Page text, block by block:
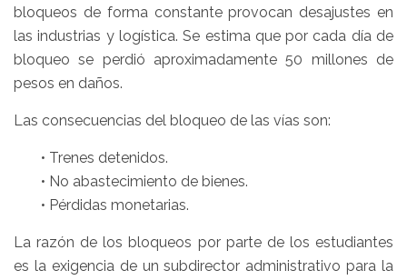
bloqueos de forma constante provocan desajustes en
las industrias y logística. Se estima que por cada día de
bloqueo se perdió aproximadamente 50 millones de
pesos en daños.
Las consecuencias del bloqueo de las vías son:
• Trenes detenidos.
• No abastecimiento de bienes.
• Pérdidas monetarias.
La razón de los bloqueos por parte de los estudiantes
es la exigencia de un subdirector administrativo para la